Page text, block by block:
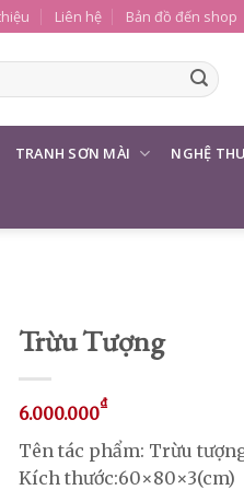
Liên hệ Bản đồ đến shop
TRANH SƠN MÀI NGHỆ
Trừu Tượng
6.000.000₫
Tên tác phẩm: Trừu
Kích thước:60×80×3(cm)